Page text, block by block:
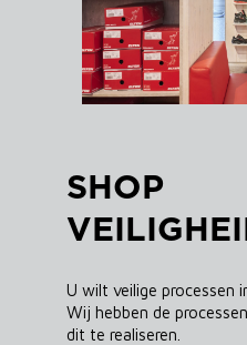
SHOP
U wilt veilige processen
Wij hebben de
dit te realiseren.